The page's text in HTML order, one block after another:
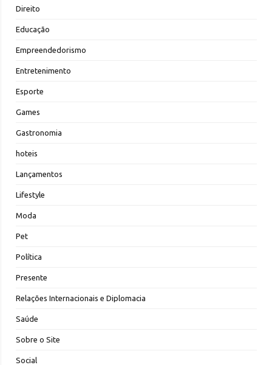
Direito
Educação
Empreendedorismo
Entretenimento
Esporte
Games
Gastronomia
hoteis
Lançamentos
Lifestyle
Moda
Pet
Política
Presente
Relações Internacionais e Diplomacia
Saúde
Sobre o Site
Social